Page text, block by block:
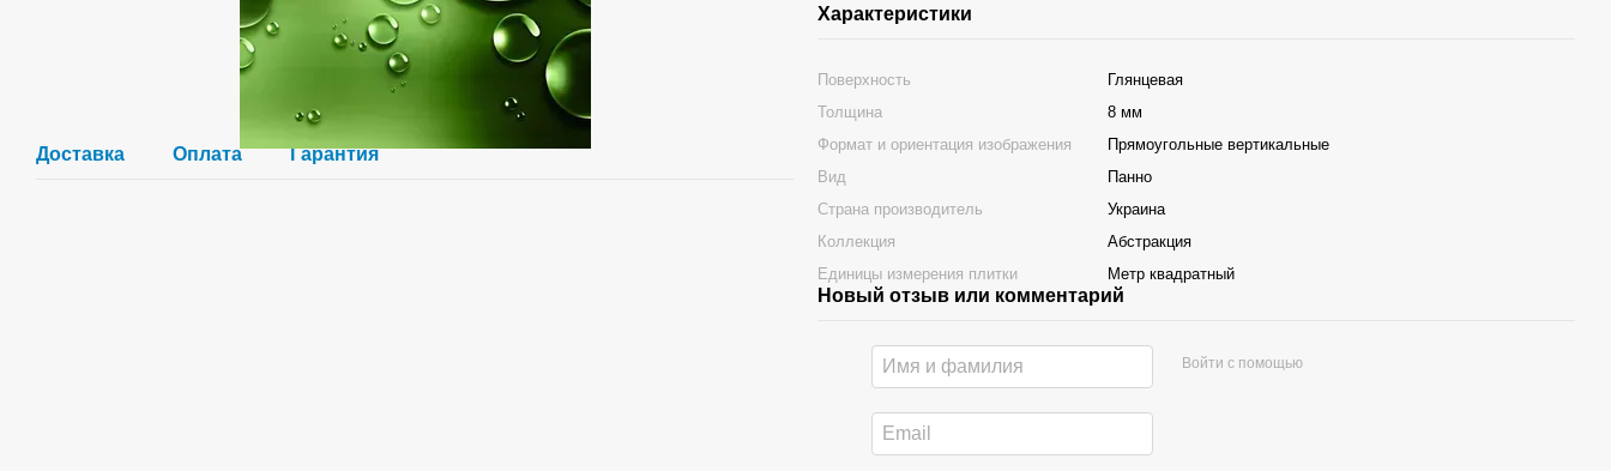
Доставка Оплата Гарантия
Характеристики
Поверхность
Глянцевая
Толщина
8 мм
Формат и ориентация изображения
Прямоугольные вертикальные
Вид
Панно
Страна производитель
Украина
Коллекция
Абстракция
Единицы измерения плитки
Метр квадратный
Новый отзыв или комментарий
Войти с помощью